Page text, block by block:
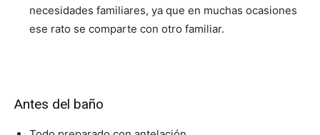
necesidades familiares, ya que en muchas ocasiones
ese rato se comparte con otro familiar.
Antes del baño